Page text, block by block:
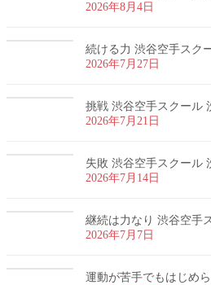
2026年8月4日
続ける力 渋谷空手スク
2026年7月27日
挑戦 渋谷空手スクール
2026年7月21日
失敗 渋谷空手スクール
2026年7月14日
継続は力なり 渋谷空手
2026年7月7日
運動が苦手でもはじめ